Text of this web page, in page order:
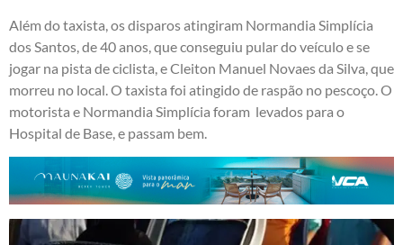
Além do taxista, os disparos atingiram Normandia Simplícia
dos Santos, de 40 anos, que conseguiu pular do veículo e se
jogar na pista de ciclista, e Cleiton Manuel Novaes da Silva, que
morreu no local. O taxista foi atingido de raspão no pescoço. O
motorista e Normandia Simplícia foram levados para o
Hospital de Base, e passam bem.